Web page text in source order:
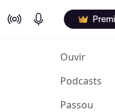
On Air Podcasts
Ouvir
Podcasts
Passou